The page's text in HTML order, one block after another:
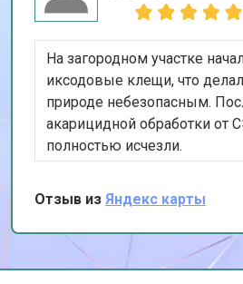
На загородном участке
иксодовые клещи, что
природе небезопасным.
акарицидной обработки от
полностью исчезли.
Отзыв из Яндекс карты